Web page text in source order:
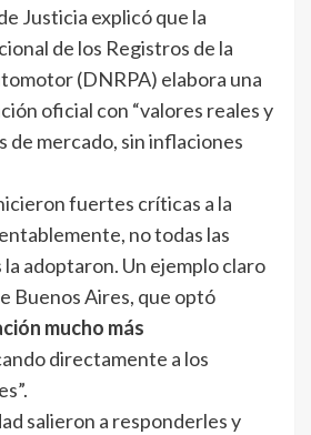
Justicia explicó que la
de los Registros de la
(DNRPA) elabora una
oficial con “valores reales y
de mercado, sin inflaciones
fuertes críticas a la
no todas las
adoptaron. Un ejemplo claro
Buenos Aires, que optó
mucho más
directamente a los
salieron a responderles y